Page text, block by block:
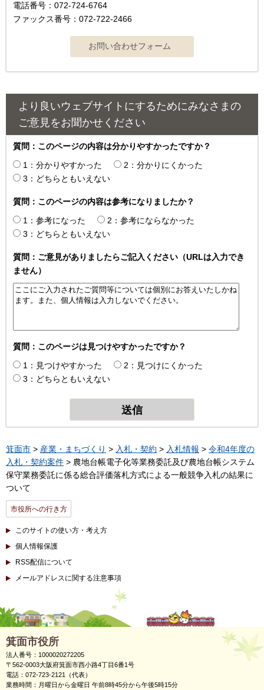
電話番号：072-724-6764
ファックス番号：072-722-2466
より良いウェブサイトにするためにみなさまの
ご意見をお聞かせください
質問：このページの内容は分かりやすかったですか？
1：分かりやすかった
2：分かりにくかった
3：どちらともいえない
質問：このページの内容は参考になりましたか？
1：参考になった
2：参考にならなかった
3：どちらともいえない
質問：ご意見がありましたらご記入ください（URLは入力でき
ません）
質問：このページは見つけやすかったですか？
1：見つけやすかった
2：見つけにくかった
3：どちらともいえない
箕面市 > 産業・まちづくり > 入札・契約 > 入札情報 > 令和4年度の
入札・契約案件 > 農地台帳電子化等業務委託及び農地台帳システム
保守業務委託に係る総合評価落札方式による一般競争入札の結果に
ついて
市役所への行き方
このサイトの使い方・考え方
個人情報保護
RSS配信について
メールアドレスに関する注意事項
箕面市役所
法人番号：1000020272205
〒562-0003大阪府箕面市西小路4丁目6番1号
電話：072-723-2121（代表）
業務時間：月曜日から金曜日 午前8時45分から午後5時15分